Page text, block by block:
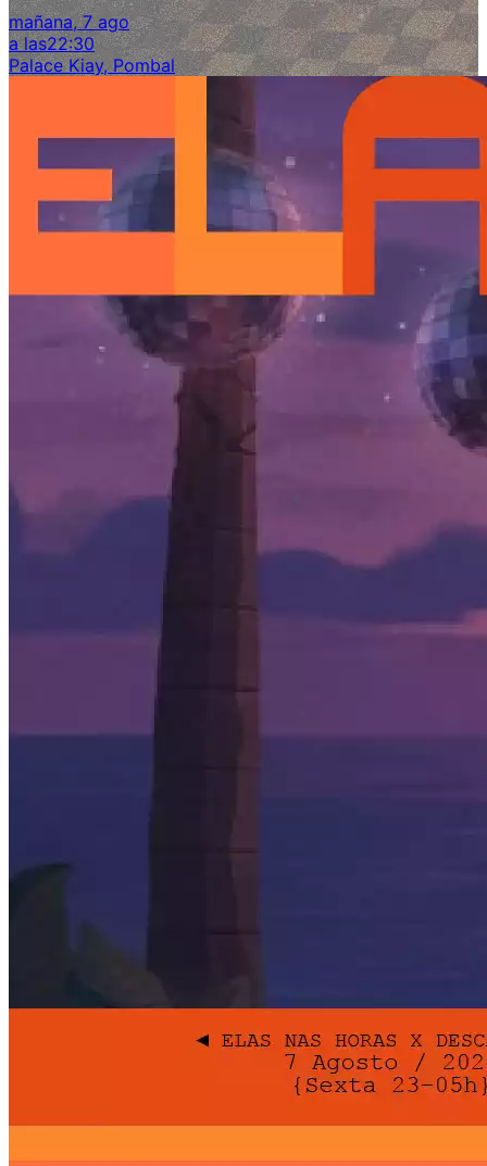
mañana, 7 ago
a las22:30
Palace Kiay, Pombal